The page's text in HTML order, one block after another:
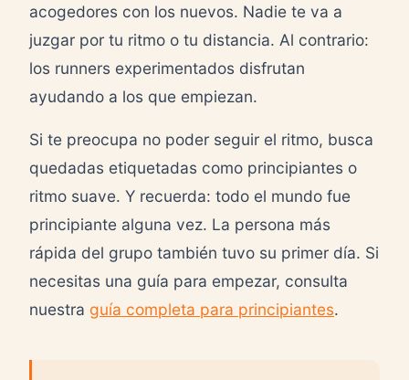
acogedores con los nuevos. Nadie te va a
juzgar por tu ritmo o tu distancia. Al contrario:
los runners experimentados disfrutan
ayudando a los que empiezan.
Si te preocupa no poder seguir el ritmo, busca
quedadas etiquetadas como principiantes o
ritmo suave. Y recuerda: todo el mundo fue
principiante alguna vez. La persona más
rápida del grupo también tuvo su primer día. Si
necesitas una guía para empezar, consulta
nuestra guía completa para principiantes.